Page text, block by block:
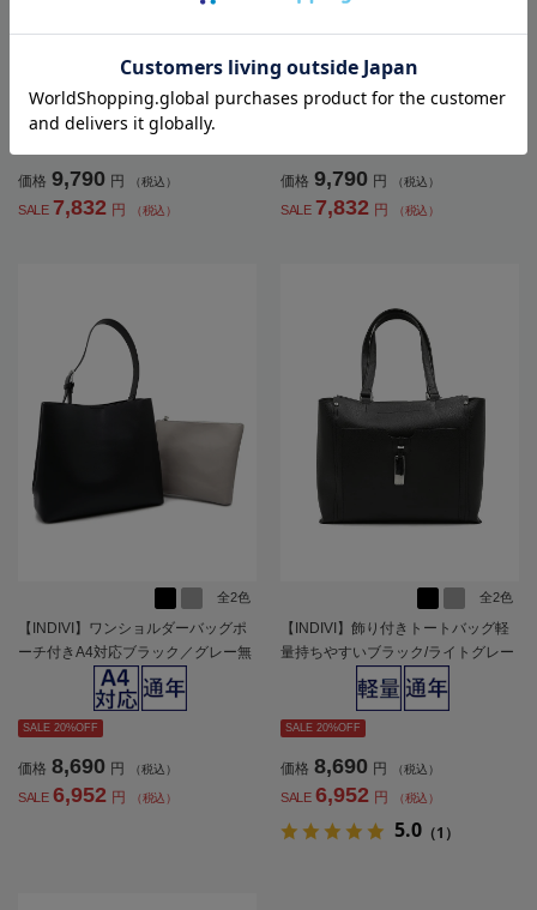
全3色
【INDIVI】3層トートバッグビジネス
バッグ合皮通年【レディース】
価格 9,790 円 （税込）
SALE 7,832 円 （税込）
【INDIVI】リュックバッグカジュア
ル通年【レディース】
価格 9,790 円 （税込）
SALE 7,832 円 （税込）
全2色
【INDIVI】ワンショルダーバッグポ
ーチ付きA4対応ブラック／グレー無
地通年【レディース】
SALE 20%OFF
価格 8,690 円 （税込）
SALE 6,952 円 （税込）
全2色
【INDIVI】飾り付きトートバッグ軽
量持ちやすいブラック/ライトグレー
通年【レディース】
SALE 20%OFF
価格 8,690 円 （税込）
SALE 6,952 円 （税込）
5.0 （1）